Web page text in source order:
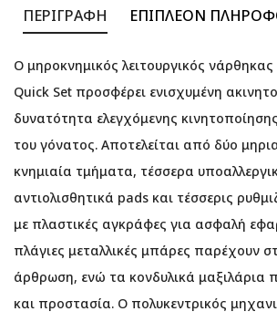
ΠΕΡΙΓΡΑΦΉ ΕΠΙΠΛΈΟΝ
Ο μηροκνημικός λειτουργικός νάρθηκας
Quick Set προσφέρει ενισχυμένη
δυνατότητα ελεγχόμενης
του γόνατος. Αποτελείται από δύο
κνημιαία τμήματα, τέσσερα
αντιολισθητικά pads και τέσσερις
με πλαστικές αγκράφες για ασφαλή
πλάγιες μεταλλικές μπάρες παρέχουν
άρθρωση, ενώ τα κονδυλικά μαξιλάρια
και προστασία. Ο πολυκεντρικός